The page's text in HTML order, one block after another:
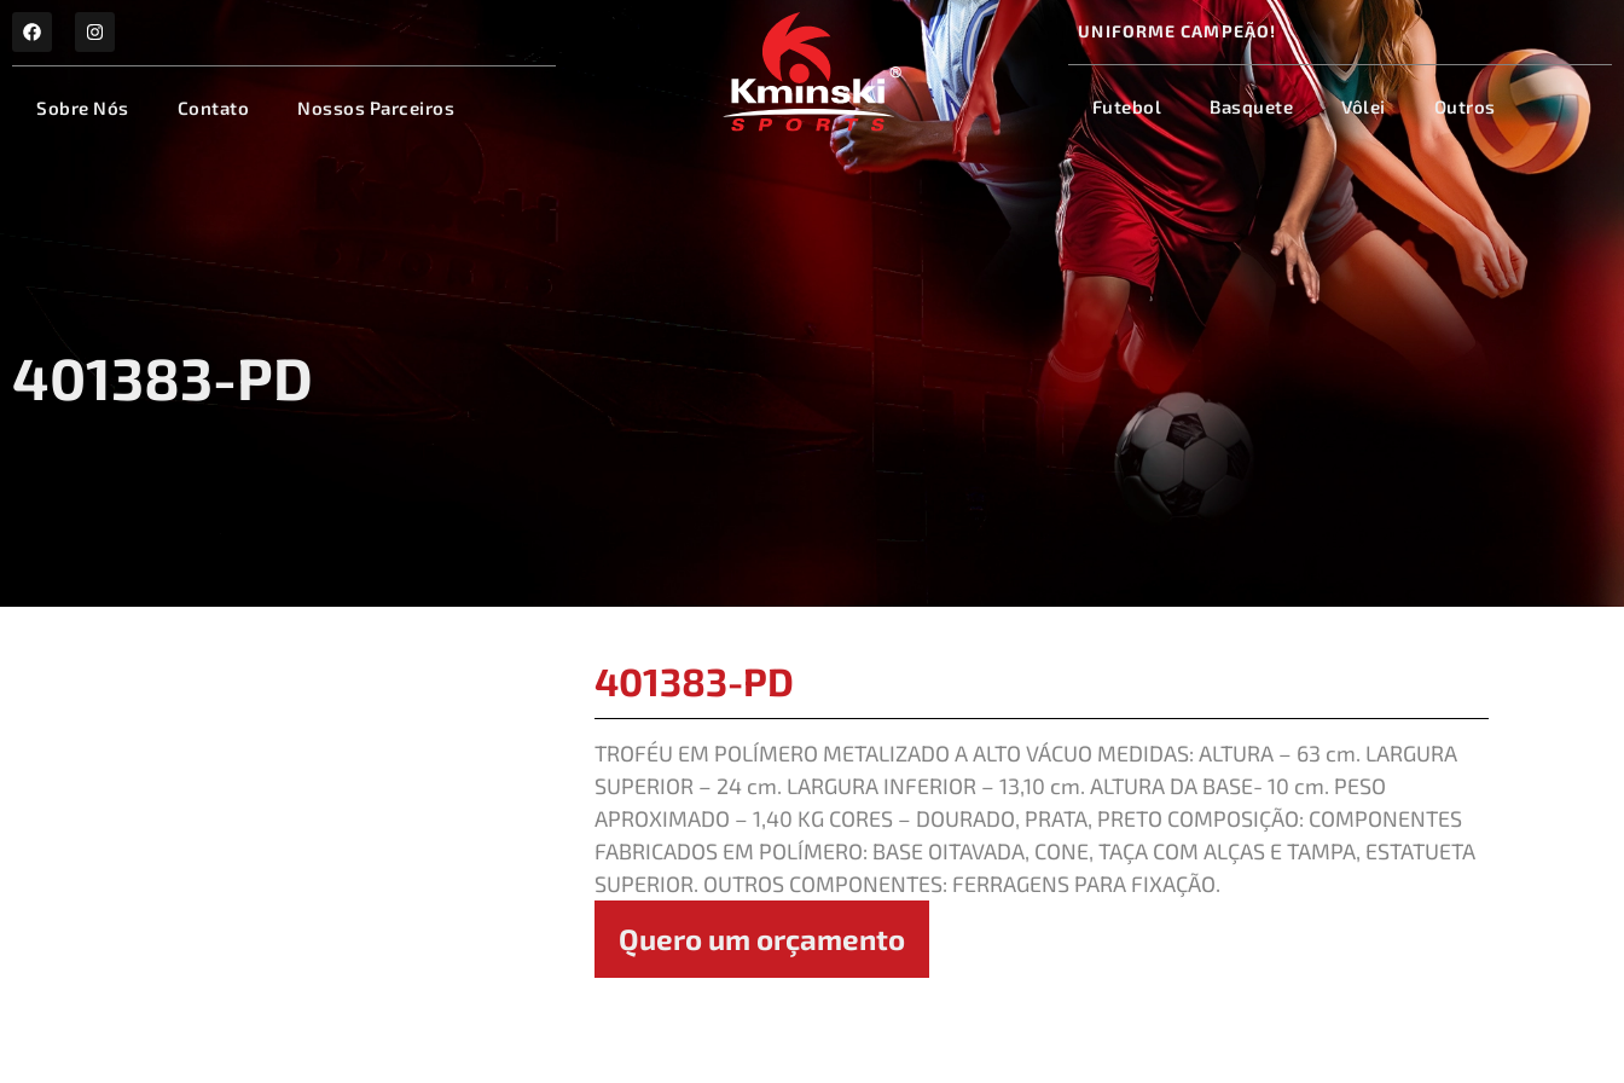
Sobre Nós Contato Nossos Parceiros
UNIFORME CAMPEÃO!
Futebol Basquete Vôlei Outros
401383-PD
401383-PD
TROFÉU EM POLÍMERO METALIZADO A ALTO VÁCUO MEDIDAS: ALTURA – 63 cm. LARGURA
SUPERIOR – 24 cm. LARGURA INFERIOR – 13,10 cm. ALTURA DA BASE- 10 cm. PESO
APROXIMADO – 1,40 KG CORES – DOURADO, PRATA, PRETO COMPOSIÇÃO: COMPONENTES
FABRICADOS EM POLÍMERO: BASE OITAVADA, CONE, TAÇA COM ALÇAS E TAMPA, ESTATUETA
SUPERIOR. OUTROS COMPONENTES: FERRAGENS PARA FIXAÇÃO.
Quero um orçamento